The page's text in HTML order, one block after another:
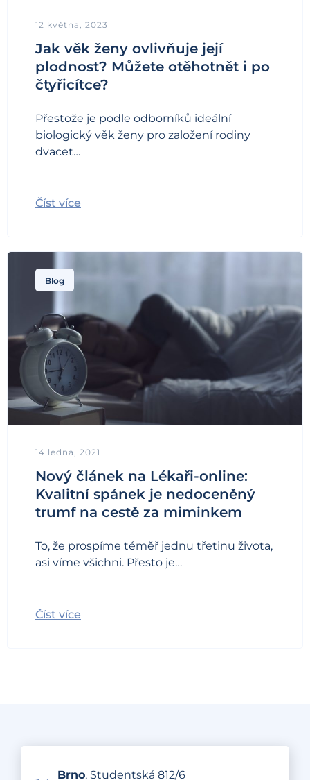
12 května, 2023
Jak věk ženy ovlivňuje její
plodnost? Můžete otěhotnět i po
čtyřicítce?
Přestože je podle odborníků ideální
biologický věk ženy pro založení rodiny
dvacet…
Číst více
Blog
14 ledna, 2021
Nový článek na Lékaři-online:
Kvalitní spánek je nedoceněný
trumf na cestě za miminkem
To, že prospíme téměř jednu třetinu života,
asi víme všichni. Přesto je…
Číst více
Brno, Studentská 812/6